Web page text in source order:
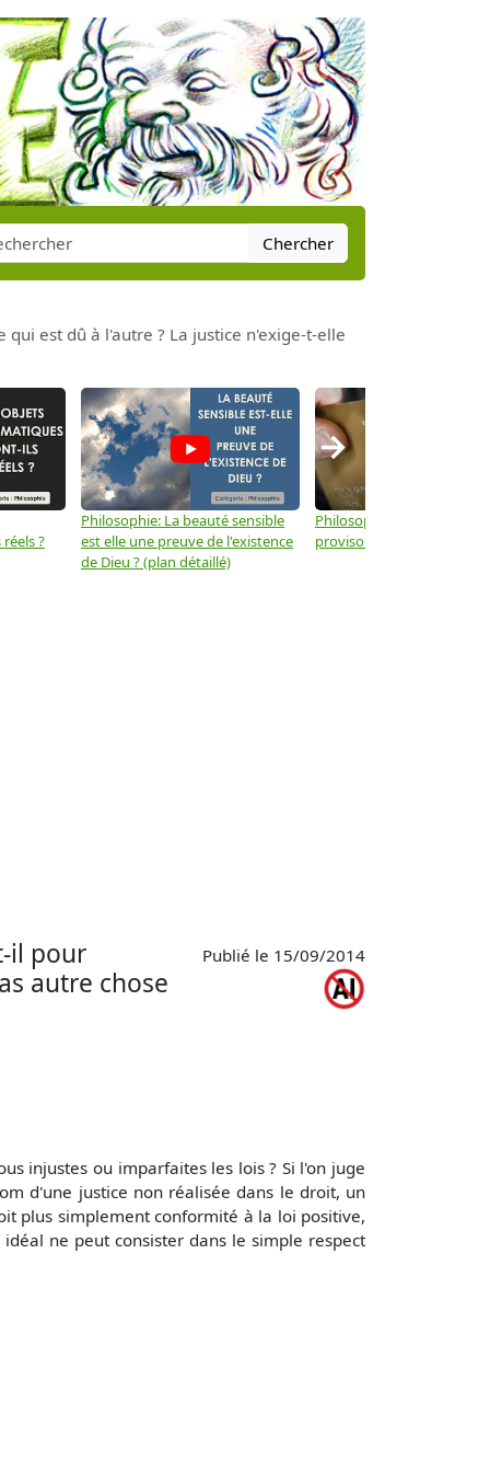
Chercher
est dû à l'autre ? La justice n'exige-t-elle
?
Philosophie: La beauté sensible
est elle une preuve de l'existence
de Dieu ? (plan détaillé)
Philosophie: Le
provisoire ? (plan détaillé)
→
il pour
autre chose
Publié le 15/09/2014
injustes ou imparfaites les lois ? Si l'on juge
d'une justice non réalisée dans le droit, un
plus simplement conformité à la loi positive,
ne peut consister dans le simple respect